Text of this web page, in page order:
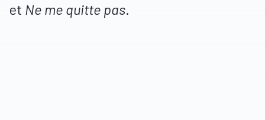
et Ne me quitte pas.